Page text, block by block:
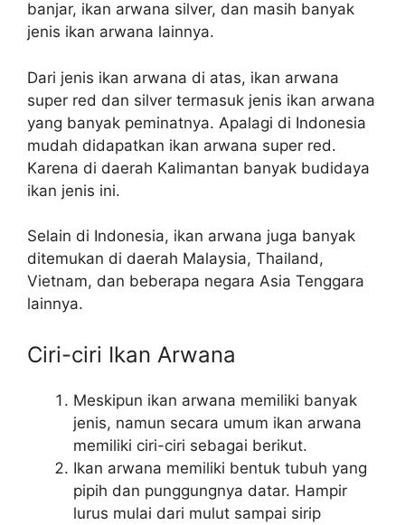
banjar, ikan arwana silver, dan masih banyak
jenis ikan arwana lainnya.
Dari jenis ikan arwana di atas, ikan arwana
super red dan silver termasuk jenis ikan arwana
yang banyak peminatnya. Apalagi di Indonesia
mudah didapatkan ikan arwana super red.
Karena di daerah Kalimantan banyak budidaya
ikan jenis ini.
Selain di Indonesia, ikan arwana juga banyak
ditemukan di daerah Malaysia, Thailand,
Vietnam, dan beberapa negara Asia Tenggara
lainnya.
Ciri-ciri Ikan Arwana
Meskipun ikan arwana memiliki banyak
jenis, namun secara umum ikan arwana
memiliki ciri-ciri sebagai berikut.
Ikan arwana memiliki bentuk tubuh yang
pipih dan punggungnya datar. Hampir
lurus mulai dari mulut sampai sirip